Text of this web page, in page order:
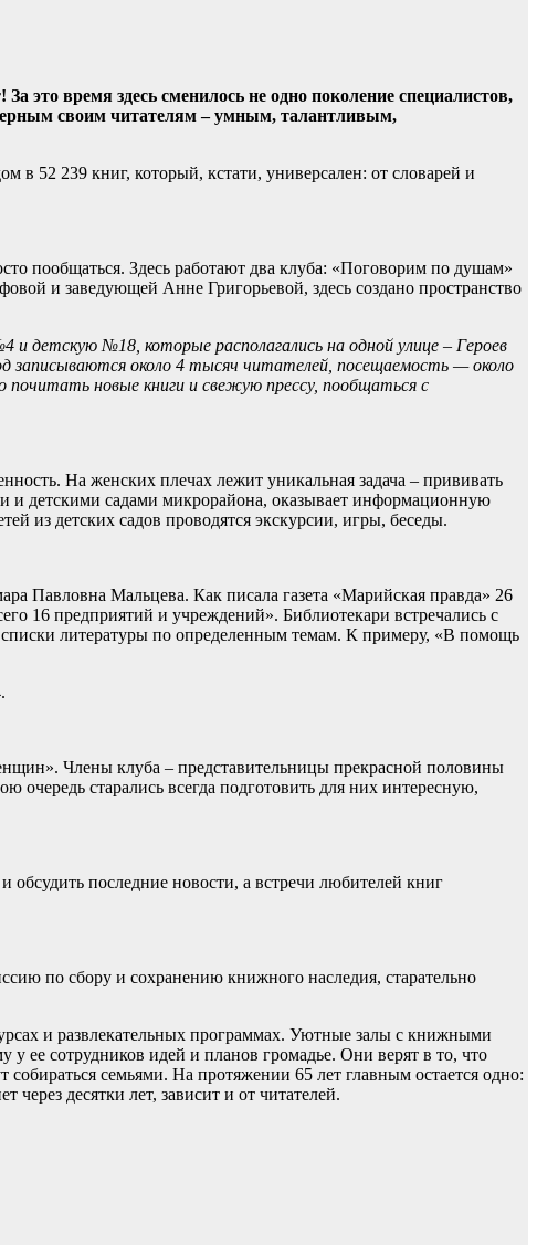
это время здесь сменилось не одно поколение специалистов,
своим читателям – умным, талантливым,
52 239 книг, который, кстати, универсален: от словарей и
пообщаться. Здесь работают два клуба: «Поговорим по душам»
и заведующей Анне Григорьевой, здесь создано пространство
и детскую №18, которые располагались на одной улице – Героев
записываются около 4 тысяч читателей, посещаемость — около
новые книги и свежую прессу, пообщаться с
На женских плечах лежит уникальная задача – прививать
и детскими садами микрорайона, оказывает информационную
из детских садов проводятся экскурсии, игры, беседы.
Павловна Мальцева. Как писала газета «Марийская правда» 26
16 предприятий и учреждений». Библиотекари встречались с
литературы по определенным темам. К примеру, «В помощь
Члены клуба – представительницы прекрасной половины
очередь старались всегда подготовить для них интересную,
обсудить последние новости, а встречи любителей книг
по сбору и сохранению книжного наследия, старательно
и развлекательных программах. Уютные залы с книжными
ее сотрудников идей и планов громадье. Они верят в то, что
семьями. На протяжении 65 лет главным остается одно:
десятки лет, зависит и от читателей.